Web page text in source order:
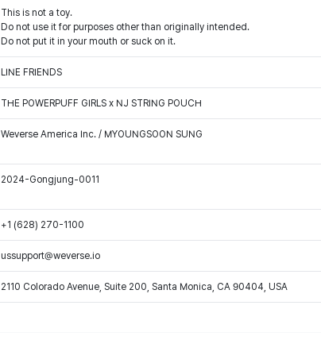
This is not a toy.
Do not use it for purposes other than originally intended.
Do not put it in your mouth or suck on it.
LINE FRIENDS
THE POWERPUFF GIRLS x NJ STRING POUCH
Weverse America Inc. / MYOUNGSOON SUNG
2024-Gongjung-0011
+1 (628) 270-1100
ussupport@weverse.io
2110 Colorado Avenue, Suite 200, Santa Monica, CA 90404, USA